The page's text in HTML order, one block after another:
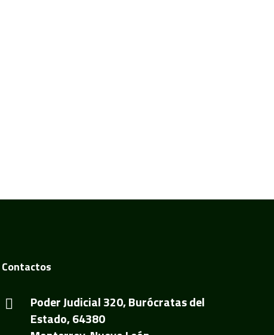
Contactos
Poder Judicial 320, Burócratas del
Estado, 64380